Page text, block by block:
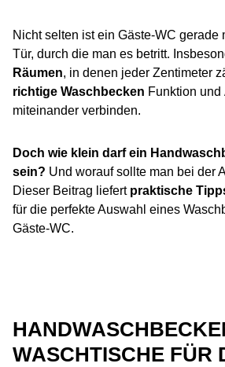
Nicht selten ist ein Gäste-WC gerade
Tür, durch die man es betritt.
Räumen, in denen jeder Zentimeter
richtige Waschbecken Funktion und
miteinander verbinden.
Doch wie klein darf ein
sein? Und worauf sollte man bei der
Dieser Beitrag liefert praktische
für die perfekte Auswahl eines
Gäste-WC.
WASCHTISCHE FÜR